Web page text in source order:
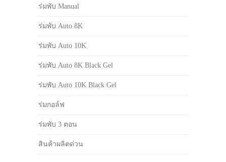
ร่มพับ Manual
ร่มพับ Auto 8K
ร่มพับ Auto 10K
ร่มพับ Auto 8K Black Gel
ร่มพับ Auto 10K Black Gel
ร่มกอล์ฟ
ร่มพับ 3 ตอน
สินค้าผลิตด่วน